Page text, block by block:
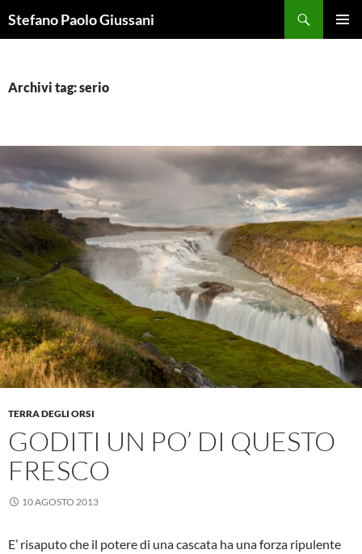
alStefano Paolo Giussani
Archivi tag: serio
TERRA DEGLI ORSI
GODITI UN PO’ DI QUESTO
FRESCO
10 AGOSTO 2013
E’ risaputo che il potere di una cascata ha una forza ripulente